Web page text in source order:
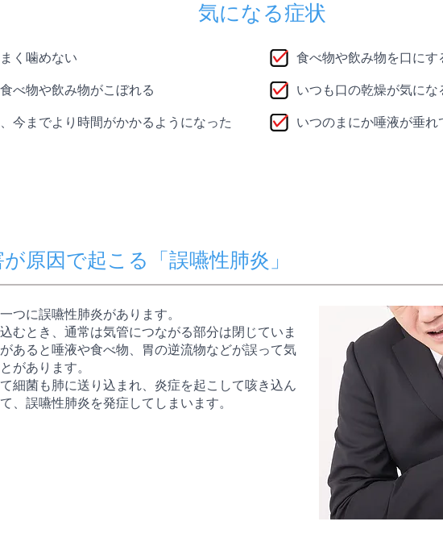
気になる症状
く噛めない
べ物や飲み物がこぼれる
今までより時間がかかるようになった
食べ物や飲み物を口に
いつも口の乾燥が気にな
いつのまにか唾液が垂
原因で起こる「誤嚥性肺炎」
つに誤嚥性肺炎があります。
むとき、通常は気管につながる部分は閉じていま
あると唾液や食べ物、胃の逆流物などが誤って気
があります。
細菌も肺に送り込まれ、炎症を起こして咳き込ん
、誤嚥性肺炎を発症してしまいます。